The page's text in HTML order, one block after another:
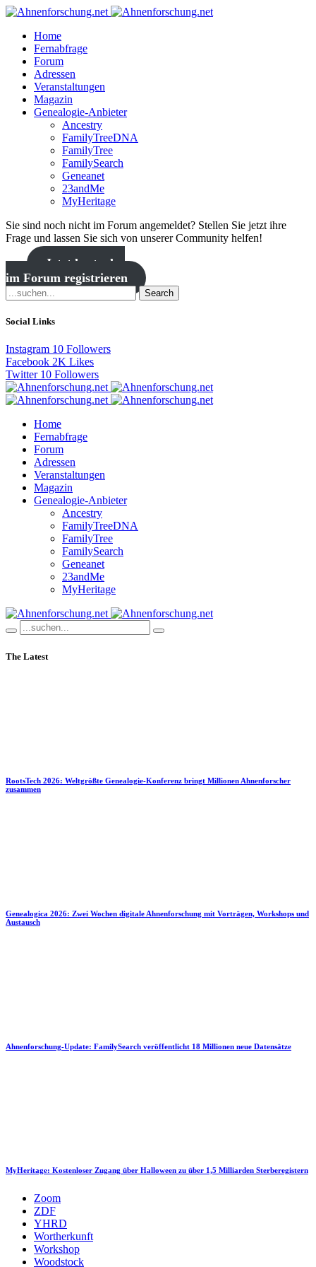
Home
Fernabfrage
Forum
Adressen
Veranstaltungen
Magazin
Genealogie-Anbieter
Ancestry
FamilyTreeDNA
FamilyTree
FamilySearch
Geneanet
23andMe
MyHeritage
Sie sind noch nicht im Forum angemeldet? Stellen Sie jetzt ihre
Frage und lassen Sie sich von unserer Community helfen!
Jetzt kostenlos
im Forum registrieren
Search
Social Links
Instagram 10 Followers
Facebook 2K Likes
Twitter 10 Followers
Home
Fernabfrage
Forum
Adressen
Veranstaltungen
Magazin
Genealogie-Anbieter
Ancestry
FamilyTreeDNA
FamilyTree
FamilySearch
Geneanet
23andMe
MyHeritage
The Latest
RootsTech 2026: Weltgrößte Genealogie-Konferenz bringt Millionen Ahnenforscher
zusammen
Genealogica 2026: Zwei Wochen digitale Ahnenforschung mit Vorträgen, Workshops und
Austausch
Ahnenforschung-Update: FamilySearch veröffentlicht 18 Millionen neue Datensätze
MyHeritage: Kostenloser Zugang über Halloween zu über 1,5 Milliarden Sterberegistern
Zoom
ZDF
YHRD
Wortherkunft
Workshop
Woodstock